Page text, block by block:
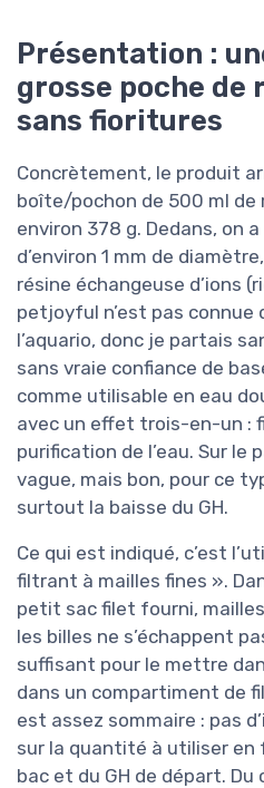
Présentation :
grosse poche de
sans fioritures
Concrètement, le produit
boîte/pochon de 500 ml de
environ 378 g. Dedans, on
d’environ 1 mm de
résine échangeuse d’ions
petjoyful n’est pas connue
l’aquario, donc je partais
sans vraie confiance de
comme utilisable en eau
avec un effet trois-en-un :
purification de l’eau. Sur le
vague, mais bon, pour ce
surtout la baisse du GH.
Ce qui est indiqué, c’est
filtrant à mailles fines ».
petit sac filet fourni,
les billes ne s’échappent
suffisant pour le mettre
dans un compartiment de
est assez sommaire : pas
sur la quantité à utiliser en
bac et du GH de départ. Du